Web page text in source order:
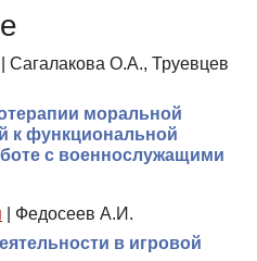
Сагалакова О.А., Труевцев
моральной
к функциональной
с военнослужащими
Федосеев А.И.
в игровой